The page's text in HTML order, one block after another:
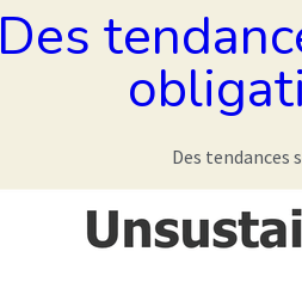
Des
Des tendances